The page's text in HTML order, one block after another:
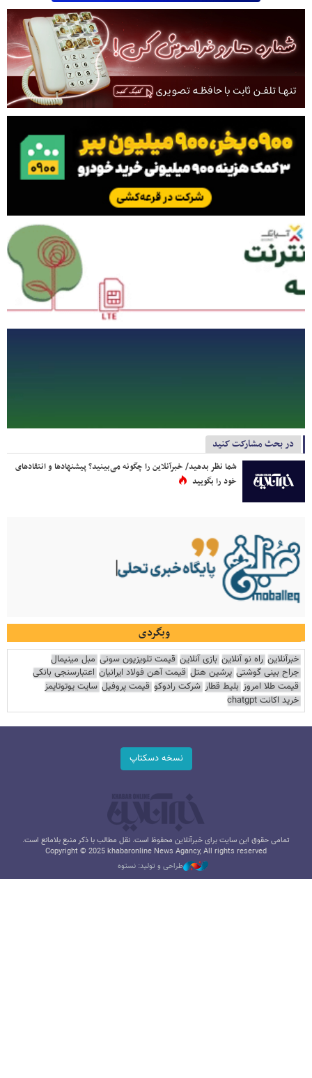
در بحث مشارکت کنید
شما نظر بدهید/ خبرآنلاین را چگونه می‌بینید؟ پیشنهادها و انتقادهای
خود را بگویید
وبگردی
خبرآنلاین راه نو آنلاین بازی آنلاین قیمت تلویزیون سونی مبل مینیمال
جراح بینی گوشتی پرشین هتل قیمت آهن فولاد ایرانیان اعتبارسنجی بانکی
قیمت طلا امروز بلیط قطار شرکت رادوکو قیمت پروفیل سایت یوتوتایمز
خرید اکانت chatgpt
نسخه دسکتاپ
تمامی حقوق این سایت برای خبرآنلاین محفوظ است. نقل مطالب با ذکر منبع بلامانع است.
Copyright © 2025 khabaronline News Agancy, All rights reserved
طراحی و تولید: نستوه